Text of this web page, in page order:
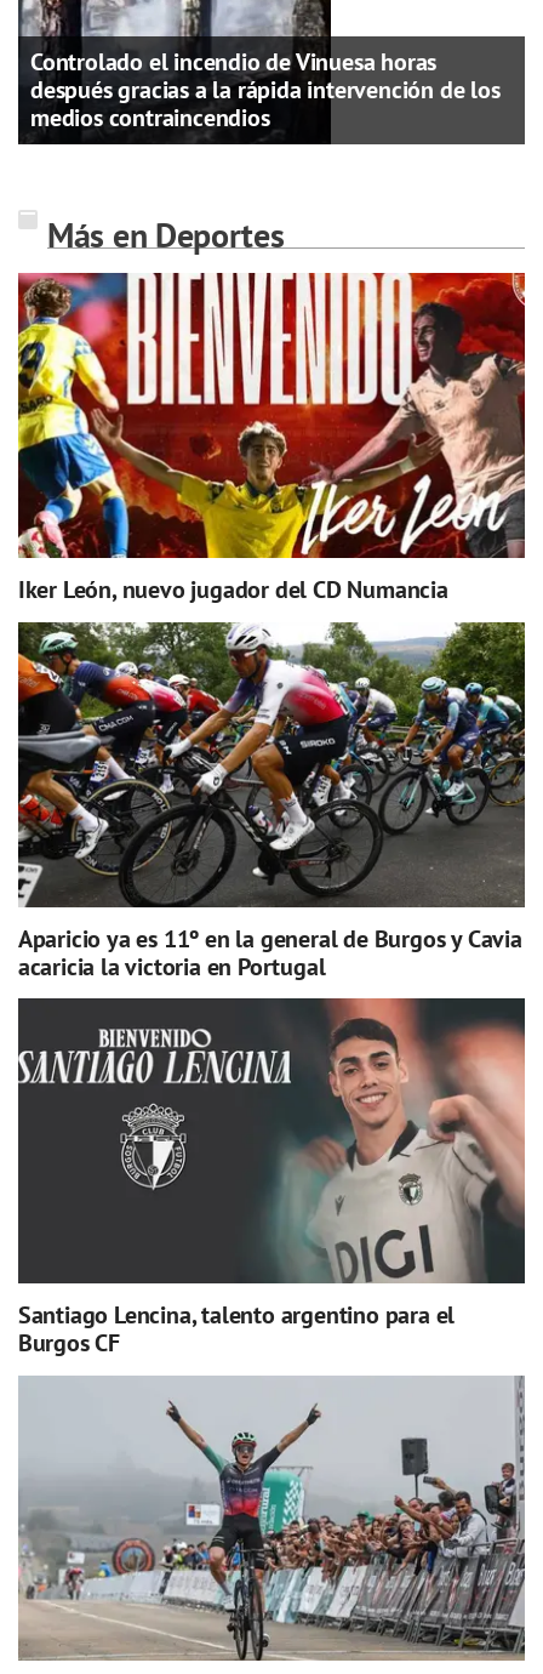
Controlado el incendio de Vinuesa horas
después gracias a la rápida intervención de los
medios contraincendios
Más en Deportes
Iker León, nuevo jugador del CD Numancia
Aparicio ya es 11º en la general de Burgos y Cavia
acaricia la victoria en Portugal
Santiago Lencina, talento argentino para el
Burgos CF